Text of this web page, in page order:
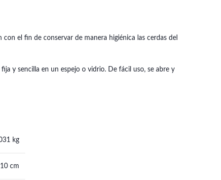
el fin de conservar de manera higiénica las cerdas del
y sencilla en un espejo o vidrio. De fácil uso, se abre y
kg
cm